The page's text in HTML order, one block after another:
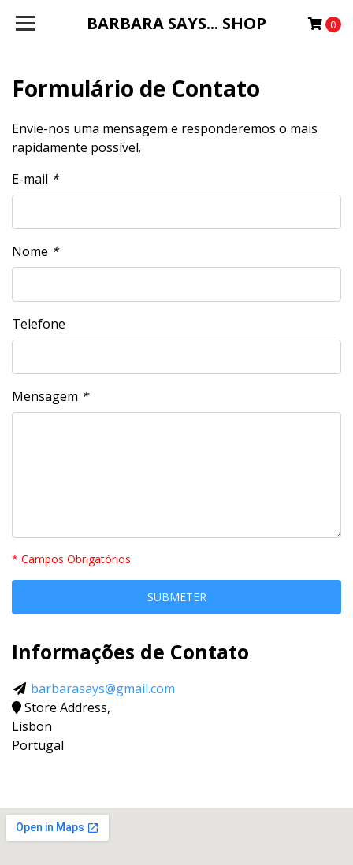
BARBARA SAYS... SHOP 0
Formulário de Contato
Envie-nos uma mensagem e responderemos o mais
rapidamente possível.
E-mail *
Nome *
Telefone
Mensagem *
* Campos Obrigatórios
Informações de Contato
barbarasays@gmail.com
Store Address,
Lisbon
Portugal